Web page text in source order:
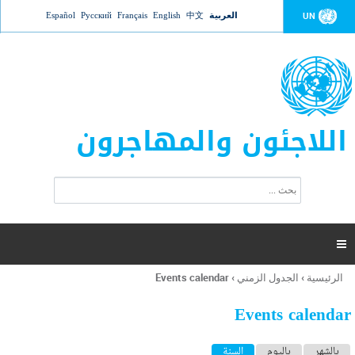
Jump to navigation UN العربية 中文
English
Français
Русский
Español
اللاجئون والمهاجرون
ت
ر
ل
ح
ب

أنت
هنا
الرئيسية › الجدول الزمني ›
Events calendar
Events calendar